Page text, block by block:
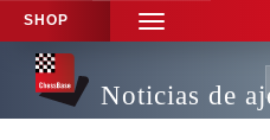
SHOP
TOGGLE
NAVIGATION
Noticias de